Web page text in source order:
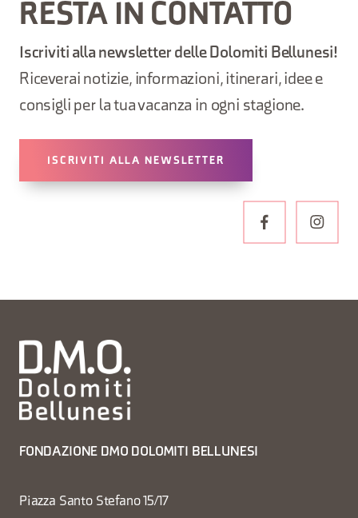
RESTA IN CONTATTO
Iscriviti alla newsletter delle Dolomiti Bellunesi!
Riceverai notizie, informazioni, itinerari, idee e
consigli per la tua vacanza in ogni stagione.
ISCRIVITI ALLA NEWSLETTER
FONDAZIONE DMO DOLOMITI BELLUNESI
Piazza Santo Stefano 15/17